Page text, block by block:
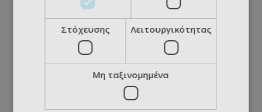
Στόχευσης Λειτουργικότητας
Μη ταξινομημένα